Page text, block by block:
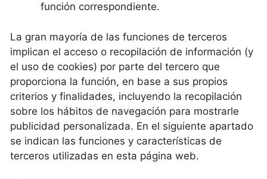
función correspondiente.
La gran mayoría de las funciones de terceros
implican el acceso o recopilación de información (y
el uso de cookies) por parte del tercero que
proporciona la función, en base a sus propios
criterios y finalidades, incluyendo la recopilación
sobre los hábitos de navegación para mostrarle
publicidad personalizada. En el siguiente apartado
se indican las funciones y características de
terceros utilizadas en esta página web.